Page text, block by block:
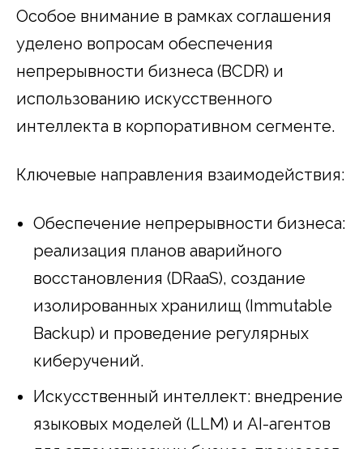
Особое внимание в рамках соглашения
уделено вопросам обеспечения
непрерывности бизнеса (BCDR) и
использованию искусственного
интеллекта в корпоративном сегменте.
Ключевые направления взаимодействия:
Обеспечение непрерывности бизнеса:
реализация планов аварийного
восстановления (DRaaS), создание
изолированных хранилищ (Immutable
Backup) и проведение регулярных
киберучений.
Искусственный интеллект: внедрение
языковых моделей (LLM) и AI-агентов